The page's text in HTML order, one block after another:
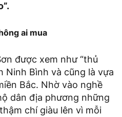
ai mua
được xem như “thủ
Ninh Bình và cũng là vựa
Bắc. Nhờ vào nghề
dân địa phương những
chí giàu lên vì mỗi